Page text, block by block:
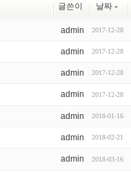
글쓴이 날짜
admin 2017-12-28
admin 2017-12-28
admin 2017-12-28
admin 2017-12-28
admin 2018-01-16
admin 2018-02-21
admin 2018-03-16